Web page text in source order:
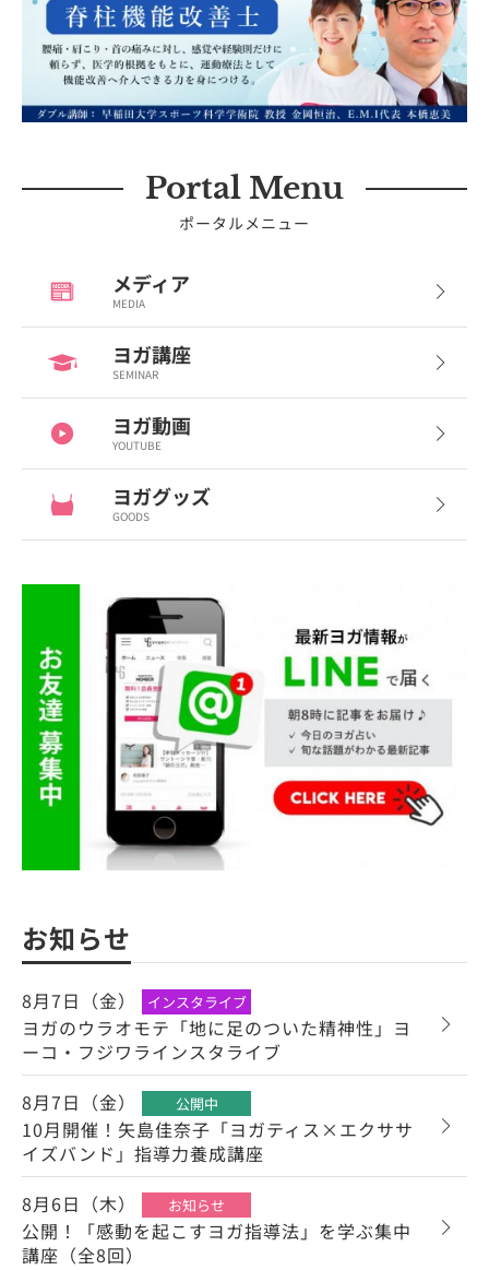
Portal Menu
ポータルメニュー
メディア
MEDIA
ヨガ講座
SEMINAR
ヨガ動画
YOUTUBE
ヨガグッズ
GOODS
お知らせ
8月7日（金） インスタライブ
ヨガのウラオモテ「地に足のついた精神性」ヨ
ーコ・フジワラインスタライブ
8月7日（金）
公開中
10月開催！矢島佳奈子「ヨガティス×エクササ
イズバンド」指導力養成講座
8月6日（木）
お知らせ
公開！「感動を起こすヨガ指導法」を学ぶ集中
講座（全8回）